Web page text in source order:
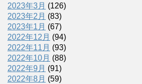
2023年3月 (126)
2023年2月 (83)
2023年1月 (67)
2022年12月 (94)
2022年11月 (93)
2022年10月 (88)
2022年9月 (91)
2022年8月 (59)